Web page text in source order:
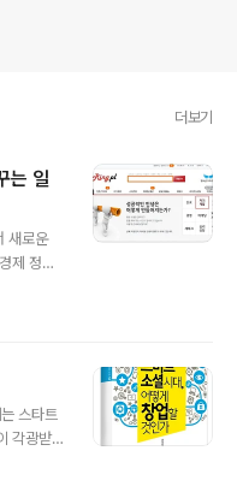
더보기
는 일
새로운
제 정책
지만 그
타트한
을 수밖
타트업
하는 일
스타트
각광받
지 않은